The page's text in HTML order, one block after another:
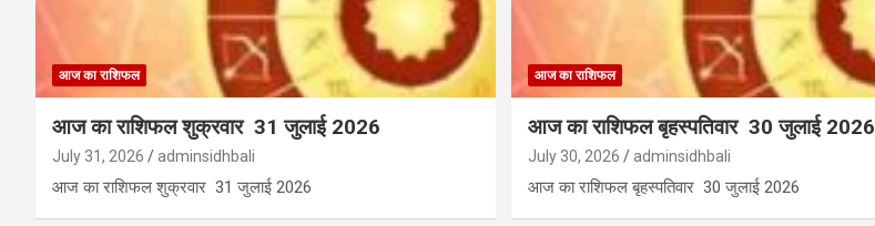
आज का राशिफल
आज का राशिफल शुक्रवार 31 जुलाई 2026
July 31, 2026 adminsidhbali
आज का राशिफल शुक्रवार 31 जुलाई 2026
आज का राशिफल
आज का राशिफल बृहस्पतिवार 30 जुलाई 2026
July 30, 2026 adminsidhbali
आज का राशिफल बृहस्पतिवार 30 जुलाई 2026